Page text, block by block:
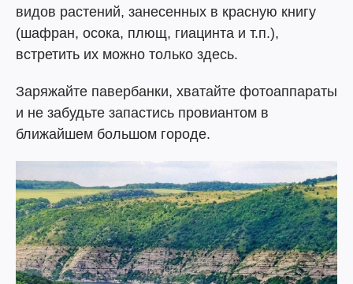
видов растений, занесенных в красную книгу
(шафран, осока, плющ, гиацинта и т.п.),
встретить их можно только здесь.
Заряжайте павербанки, хватайте фотоаппараты
и не забудьте запастись провиантом в
ближайшем большом городе.